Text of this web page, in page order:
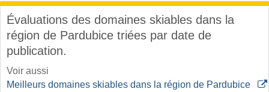
Évaluations des domaines skiables dans la
région de Pardubice triées par date de
publication.
Voir aussi
Meilleurs domaines skiables dans la région de Pardubice